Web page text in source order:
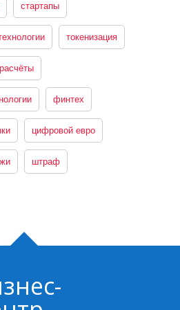
стартапы
токенизация
финтех
цифровой евро
штраф